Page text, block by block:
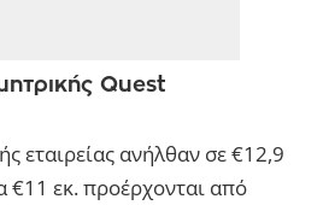
Quest
εταιρείας ανήλθαν σε €12,9
€11 εκ. προέρχονται από